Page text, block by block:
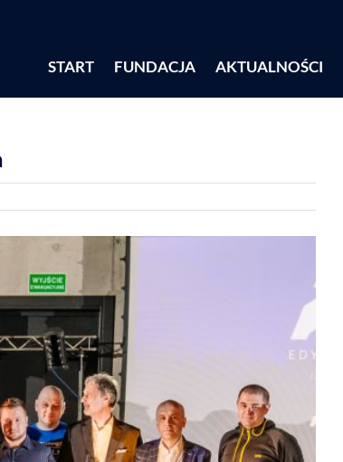
START FUNDACJA AKTUALNOŚCI